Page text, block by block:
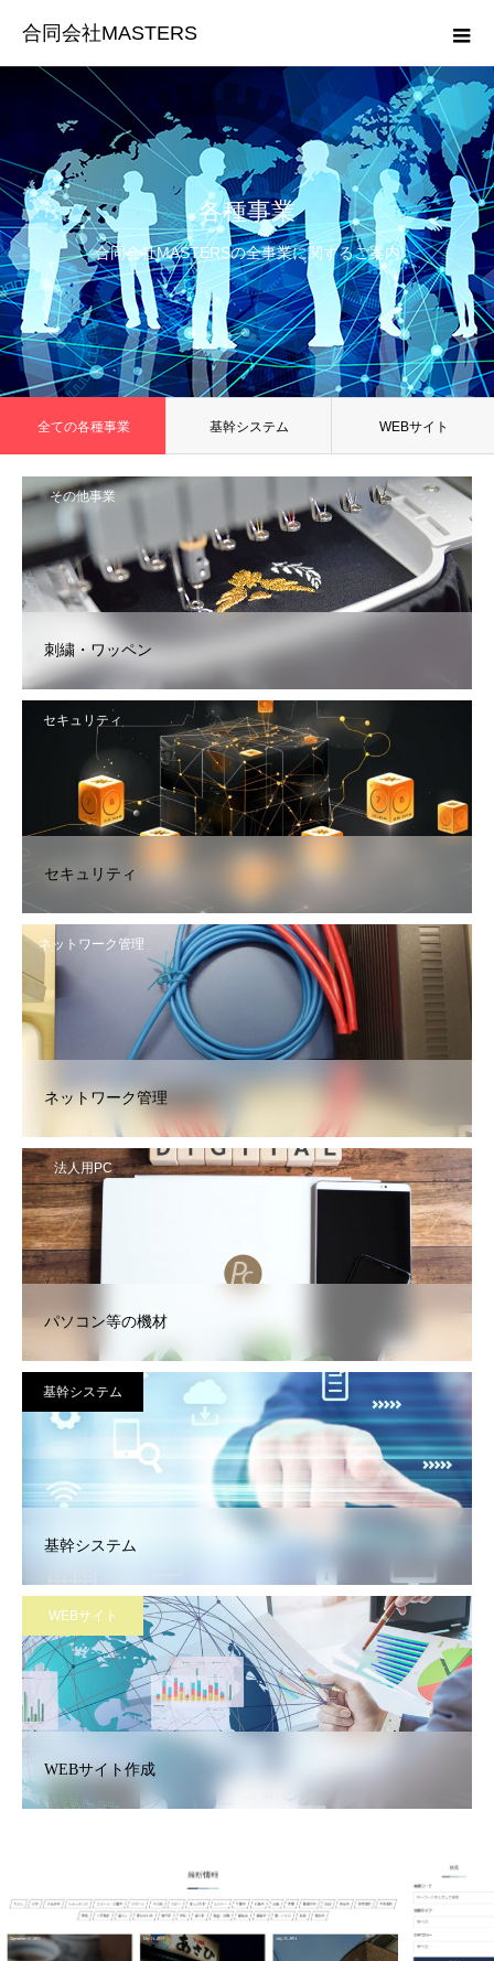
合同会社MASTERS
各種事業
合同会社MASTERSの全事業に関するご案内
全ての各種事業 基幹システム WEBサイト
その他事業
刺繍・ワッペン
セキュリティ
セキュリティ
ネットワーク管理
ネットワーク管理
法人用PC
パソコン等の機材
基幹システム
基幹システム
WEBサイト
WEBサイト作成